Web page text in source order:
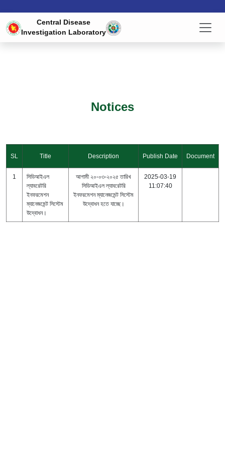
Central Disease
Investigation Laboratory
Notices
SL Title Description Publish Date Document
1
সিডিআইএল
ল্যাবরেটরি
ইনফরমেশন
ম্যানেজমেন্ট সিস্টেম
উদ্বোধন।
আগামী ২০-০৩-২০২৫ তারিখ
সিডিআইএল ল্যাবরেটরি
ইনফরমেশন ম্যানেজমেন্ট সিস্টেম
উদ্বোধন হতে যাচ্ছে।
2025-03-19
11:07:40